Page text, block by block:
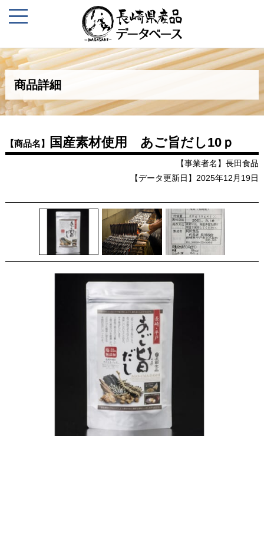
商品詳細
【商品名】 国産素材使用 あご旨だし10ｐ
【事業者名】長田食品
【データ更新日】2025年12月19日